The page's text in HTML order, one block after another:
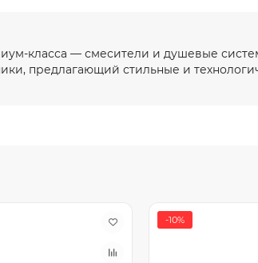
класса — смесители и душевые
предлагающий стильные и
-10%